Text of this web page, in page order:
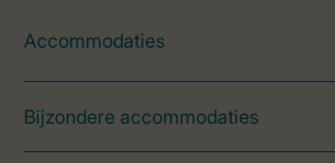
Accommodaties
Bijzondere accommodaties